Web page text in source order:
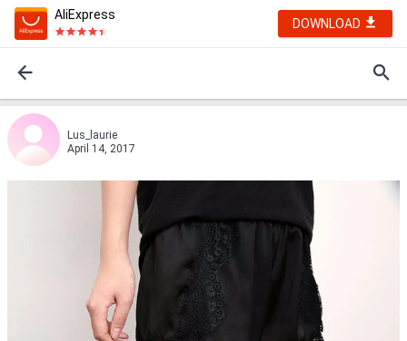
AliExpress
DOWNLOAD
Lus_laurie
April 14, 2017